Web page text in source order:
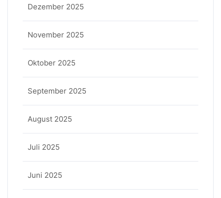
Dezember 2025
November 2025
Oktober 2025
September 2025
August 2025
Juli 2025
Juni 2025